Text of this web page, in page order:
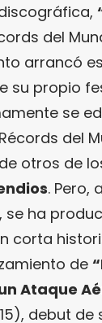
del
arrancó
su propio
se
del
otros de
. Pero,
se ha
corta
de “
Ataque
debut de